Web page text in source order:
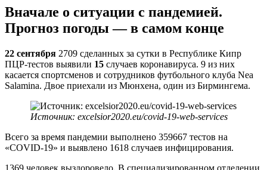
Вначале о ситуации с пандемией.
Прогноз погоды — в самом конце
22 сентября 2709 сделанных за сутки в Республике Кипр
ПЦР-тестов выявили 15 случаев коронавируса. 9 из них
касается спортсменов и сотрудников футбольного клуба Nea
Salamina. Двое приехали из Мюнхена, один из Бирмингема.
Источник: excelsior2020.eu/covid-19-web-services
Всего за время пандемии выполнено 359667 тестов на
«COVID-19» и выявлено 1618 случаев инфицирования.
1369 человек выздоровело. В специализированном отделении